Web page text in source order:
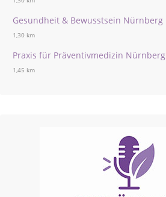
Gesundheit & Bewusstsein Nürnberg
1,30 km
Praxis für Präventivmedizin Nürnberg
1,45 km